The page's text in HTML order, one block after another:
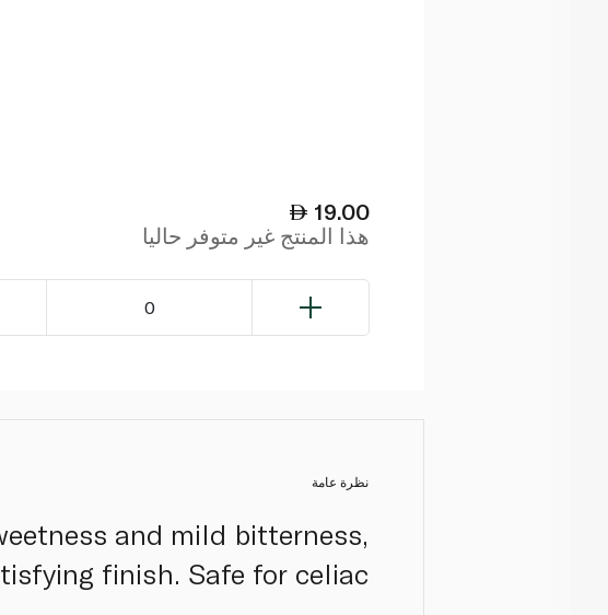
19.00
هذا المنتج غير متوفر حاليا
0
نظرة عامة
and mild bitterness,
finish. Safe for celiac.